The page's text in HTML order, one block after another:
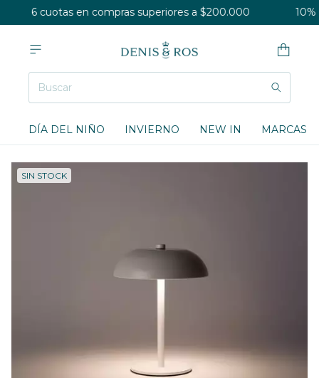
6 cuotas en compras superiores a $200.000 10%
DÍA DEL NIÑO INVIERNO NEW IN MARCAS
SIN STOCK